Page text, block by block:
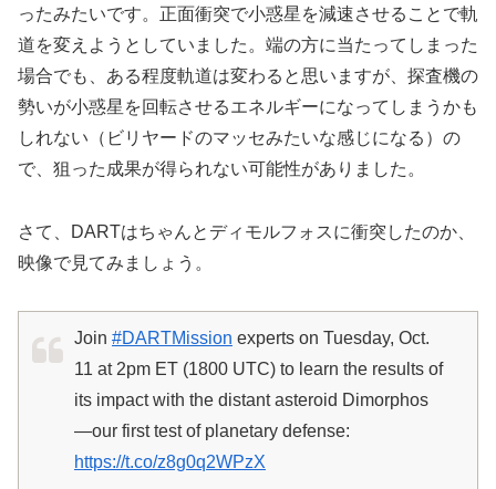
ったみたいです。正面衝突で小惑星を減速させることで軌
道を変えようとしていました。端の方に当たってしまった
場合でも、ある程度軌道は変わると思いますが、探査機の
勢いが小惑星を回転させるエネルギーになってしまうかも
しれない（ビリヤードのマッセみたいな感じになる）の
で、狙った成果が得られない可能性がありました。
さて、DARTはちゃんとディモルフォスに衝突したのか、
映像で見てみましょう。
Join #DARTMission experts on Tuesday, Oct.
11 at 2pm ET (1800 UTC) to learn the results of
its impact with the distant asteroid Dimorphos
—our first test of planetary defense:
https://t.co/z8g0q2WPzX